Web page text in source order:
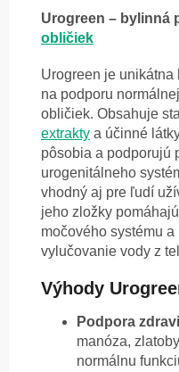
Urogreen – bylinná
obličiek
Urogreen je
na podporu
obličiek. Obsahuje
extrakty a účinné
pôsobia a podporujú
urogenitálneho
vhodný aj pre ľudí
jeho zložky
močového systému
vylučovanie vody z
Výhody
Podpora
manóza,
normálnu